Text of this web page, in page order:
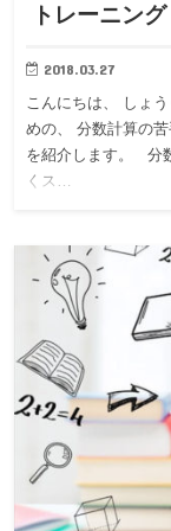
トレーニング
2018.03.27
こんにちは、 しょ
めの、 分数計算の
を紹介します。 分
くス…